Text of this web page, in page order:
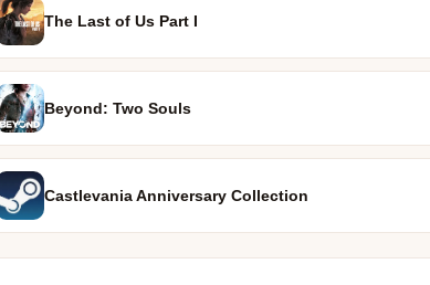
The Last of Us Part I
Beyond: Two Souls
Castlevania Anniversary Collection